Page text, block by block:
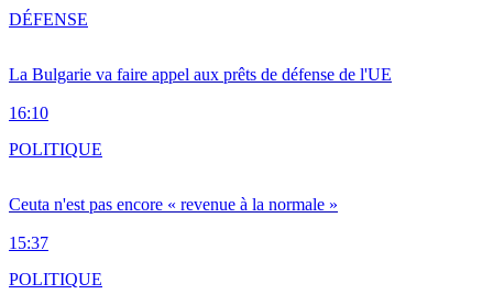
La Bulgarie va faire appel aux prêts de défense de l'UE
16:10
DÉFENSE
Ceuta n'est pas encore « revenue à la normale »
15:37
POLITIQUE
POLITIQUE